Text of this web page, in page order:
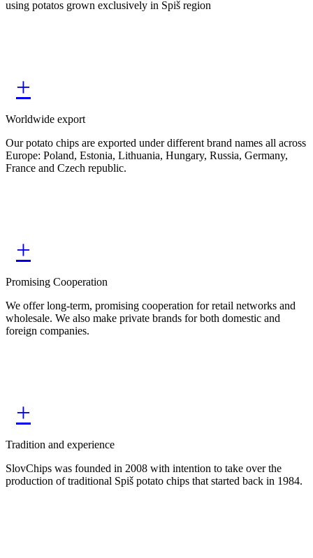
using potatos grown exclusively in Spiš region
+
Worldwide export
Our potato chips are exported under different brand names all across
Europe: Poland, Estonia, Lithuania, Hungary, Russia, Germany,
France and Czech republic.
+
Promising Cooperation
We offer long-term, promising cooperation for retail networks and
wholesale. We also make private brands for both domestic and
foreign companies.
+
Tradition and experience
SlovChips was founded in 2008 with intention to take over the
production of traditional Spiš potato chips that started back in 1984.